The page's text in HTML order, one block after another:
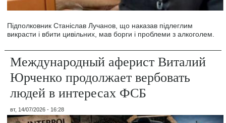
Підполковник Станіслав Лучанов, що наказав підлеглим
викрасти і вбити цивільних, мав борги і проблеми з алкоголем.
Международный аферист Виталий
Юрченко продолжает вербовать
людей в интересах ФСБ
вт, 14/07/2026 - 16:28